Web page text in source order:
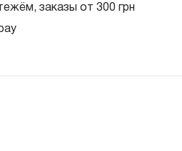
заказы от 300 грн